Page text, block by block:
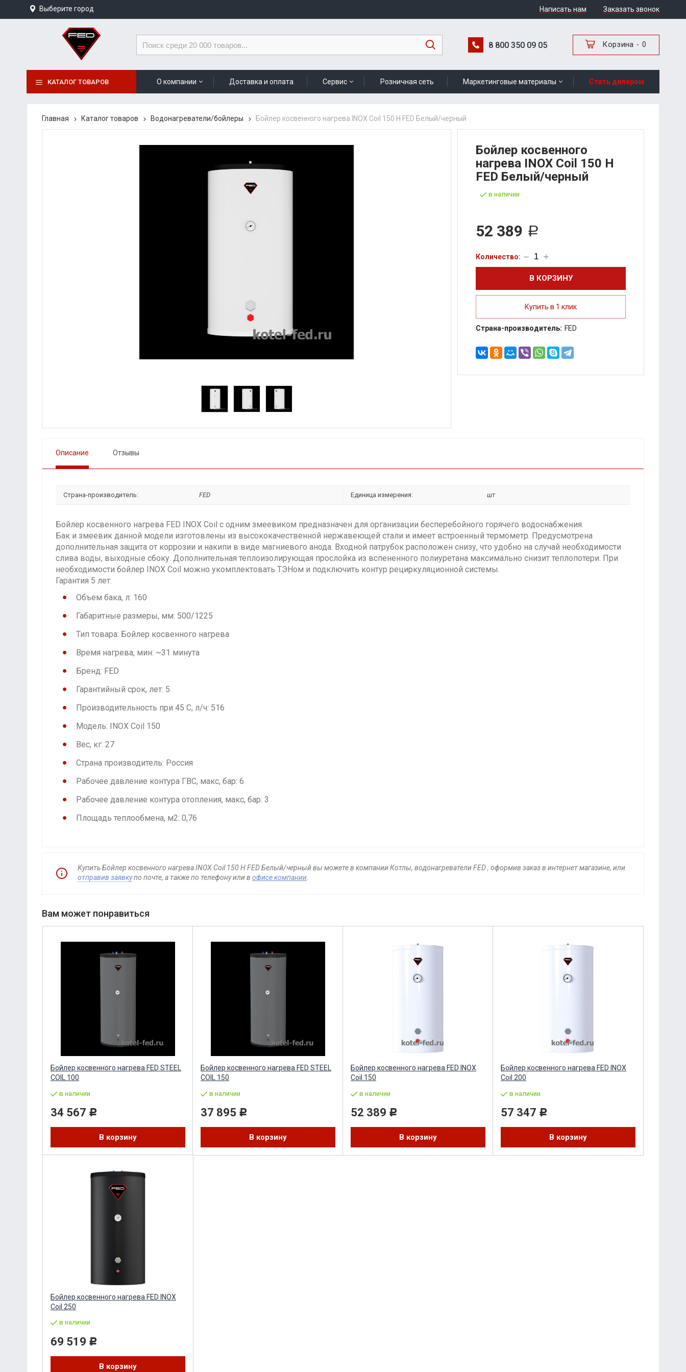
Написать нам Заказать звонок
Выберите город
8 800 350 09 05 Корзина 0
КАТАЛОГ ТОВАРОВ О компании Доставка и оплата Сервис Розничная сеть Маркетинговые материалы Стать дилером
Главная Каталог товаров Водонагреватели/бойлеры Бойлер косвенного нагрева INOX Coil 150 Н FED Белый/черный
Бойлер косвенного
нагрева INOX Coil 150 Н
FED Белый/черный
в наличии
52 389 Р
В КОРЗИНУ
Купить в 1 клик
Страна-производитель: FED
Описание Отзывы
Страна-производитель: FED Единица измерения: шт
Бойлер косвенного нагрева FED INOX Coil с одним змеевиком предназначен для организации бесперебойного горячего водоснабжения.
Бак и змеевик данной модели изготовлены из высококачественной нержавеющей стали и имеет встроенный термометр. Предусмотрена
дополнительная защита от коррозии и накипи в виде магниевого анода. Входной патрубок расположен снизу, что удобно на случай необходимости
слива воды, выходные сбоку. Дополнительная теплоизолирующая прослойка из вспененного полиуретана максимально снизит теплопотери. При
необходимости бойлер INOX Coil можно укомплектовать ТЭНом и подключить контур рециркуляционной системы.
Гарантия 5 лет.
Объем бака, л: 160
Габаритные размеры, мм: 500/1225
Тип товара: Бойлер косвенного нагрева
Время нагрева, мин: ~31 минута
Бренд: FED
Гарантийный срок, лет: 5
Производительность при 45 С, л/ч: 516
Модель: INOX Coil 150
Вес, кг: 27
Страна производитель: Россия
Рабочее давление контура ГВС, макс, бар: 6
Рабочее давление контура отопления, макс, бар: 3
Площадь теплообмена, м2: 0,76
Купить Бойлер косвенного нагрева INOX Coil 150 Н FED Белый/черный вы можете в компании Котлы, водонагреватели FED , оформив заказ в интернет магазине, или
отправив заявкупо почте, а также по телефону или в офисе компании
Вам может понравиться
Бойлер косвенного нагрева FED STEEL
COIL 100
в наличии
34 567 Р
В корзину
Бойлер косвенного нагрева FED STEEL
COIL 150
в наличии
37 895 Р
В корзину
Бойлер косвенного нагрева FED INOX
Coil 150
в наличии
52 389 Р
В корзину
Бойлер косвенного нагрева FED INOX
Coil 200
в наличии
57 347 Р
В корзину
Бойлер косвенного нагрева FED INOX
Coil 250
в наличии
69 519 Р
В корзину